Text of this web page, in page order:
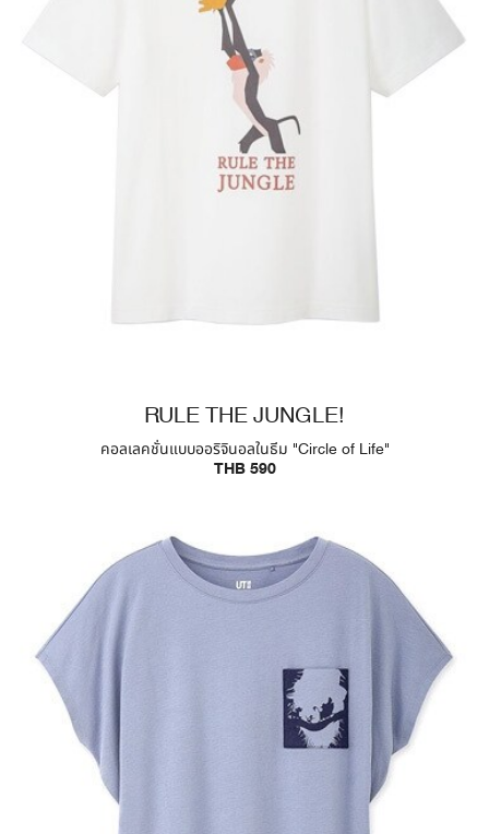
RULE THE JUNGLE!
คอลเลคชั่นแบบออริจินอลในธีม "Circle of Life"
THB 590